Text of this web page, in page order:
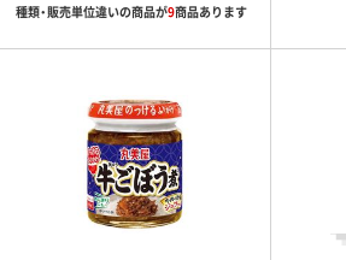
種類・販売単位違いの商品が9商品あります